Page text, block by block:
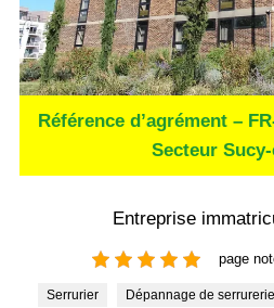
Référence d’agrément –
Secteur
Entreprise
page
Serrurier Dépannage de serrurerie